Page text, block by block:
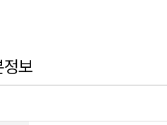
정보